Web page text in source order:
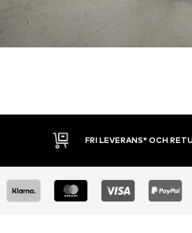
30 DAGARS ÖPPET KÖP